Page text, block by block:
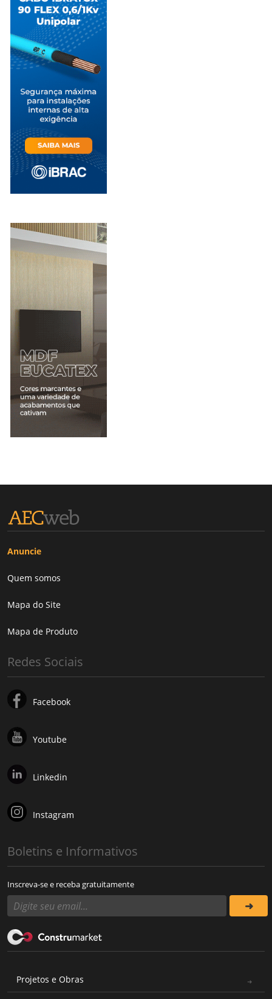
Anuncie
Quem somos
Mapa do Site
Mapa de Produto
Redes Sociais
Facebook
Youtube
Linkedin
Instagram
Boletins e Informativos
Inscreva-se e receba gratuitamente
Projetos e Obras